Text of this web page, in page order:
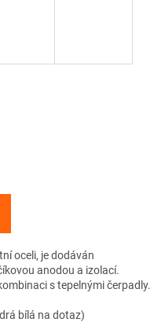
oceli, je dodáván
anodou a izolací.
s tepelnými čerpadly.
bílá na dotaz)